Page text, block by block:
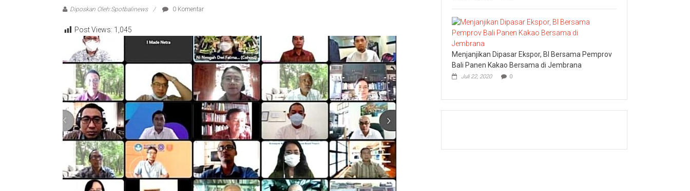
Diposkan Oleh:Spotbalinews 0 Komentar
Post Views: 1,045
Menjanjikan Dipasar Ekspor, BI Bersama Pemprov
Bali Panen Kakao Bersama di Jembrana
Juli 22, 2020 0